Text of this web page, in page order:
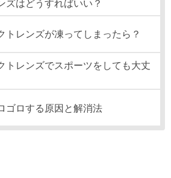
トレンズが凍ってしまったら？
トレンズでスポーツをしても大丈
ゴロする原因と解消法